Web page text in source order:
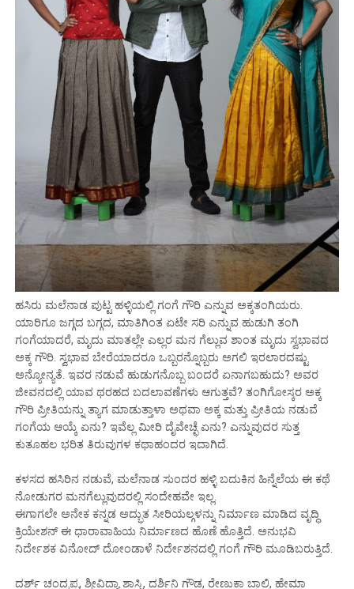
ಹಸಿರು ಮಲೆನಾಡ ಪುಟ್ಟ ಹಳ್ಳಿಯಲ್ಲಿ ಗಂಗೆ ಗೌರಿ ಎನ್ನುವ ಅಕ್ಕತಂಗಿಯರು.
ಯಾರಿಗೂ ಜಗ್ಗದ ಬಗ್ಗದ, ಮಾತಿಗಿಂತ ಏಟೇ ಸರಿ ಎನ್ನುವ ಹುಡುಗಿ ತಂಗಿ
ಗಂಗೆಯಾದರೆ, ಮೃದು ಮಾತಲ್ಲೇ ಎಲ್ಲರ ಮನ ಗೆಲ್ಲುವ ಶಾಂತ ಮೃದು ಸ್ವಭಾವದ
ಅಕ್ಕ ಗೌರಿ. ಸ್ವಭಾವ ಬೇರೆಯಾದರೂ ಒಬ್ಬರನ್ನೊಬ್ಬರು ಅಗಲಿ ಇರಲಾರದಷ್ಟು
ಅನ್ಯೋನ್ಯತೆ. ಇವರ ನಡುವೆ ಹುಡುಗನೊಬ್ಬ ಬಂದರೆ ಏನಾಗಬಹುದು? ಅವರ
ಜೀವನದಲ್ಲಿ ಯಾವ ಥರಹದ ಬದಲಾವಣೆಗಳು ಆಗುತ್ತವೆ? ತಂಗಿಗೋಸ್ಕರ ಅಕ್ಕ
ಗೌರಿ ಪ್ರೀತಿಯನ್ನು ತ್ಯಾಗ ಮಾಡುತ್ತಾಳಾ ಅಥವಾ ಅಕ್ಕ ಮತ್ತು ಪ್ರೀತಿಯ ನಡುವೆ
ಗಂಗೆಯ ಆಯ್ಕೆ ಏನು? ಇವೆಲ್ಲ ಮೀರಿ ದೈವೇಚ್ಛೆ ಏನು? ಎನ್ನುವುದರ ಸುತ್ತ
ಕುತೂಹಲ ಭರಿತ ತಿರುವುಗಳ ಕಥಾಹಂದರ ಇದಾಗಿದೆ.
ಕಳಸದ ಹಸಿರಿನ ನಡುವೆ, ಮಲೆನಾಡ ಸುಂದರ ಹಳ್ಳಿ ಬದುಕಿನ ಹಿನ್ನೆಲೆಯ ಈ ಕಥೆ
ನೋಡುಗರ ಮನಗೆಲ್ಲುವುದರಲ್ಲಿ ಸಂದೇಹವೇ ಇಲ್ಲ.
ಈಗಾಗಲೇ ಅನೇಕ ಕನ್ನಡ ಅದ್ಭುತ ಸೀರಿಯಲ್ಗಳನ್ನು ನಿರ್ಮಾಣ ಮಾಡಿದ ವೃದ್ಧಿ
ಕ್ರಿಯೇಶನ್ ಈ ಧಾರಾವಾಹಿಯ ನಿರ್ಮಾಣದ ಹೊಣೆ ಹೊತ್ತಿದೆ. ಅನುಭವಿ
ನಿರ್ದೇಶಕ ವಿನೋದ್ ದೋಂಡಾಳೆ ನಿರ್ದೇಶನದಲ್ಲಿ ಗಂಗೆ ಗೌರಿ ಮೂಡಿಬರುತ್ತಿದೆ.
ದರ್ಶ್ ಚಂದ್ರಪ್ಪ, ಶ್ರೀವಿದ್ಯಾ ಶಾಸ್ತ್ರಿ, ದರ್ಶಿನಿ ಗೌಡ, ರೇಣುಕಾ ಬಾಲಿ, ಹೇಮಾ